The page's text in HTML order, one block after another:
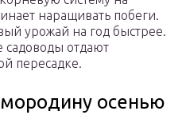
наращивать побеги.
урожай на год быстрее.
садоводы отдают
пересадке.
осенью